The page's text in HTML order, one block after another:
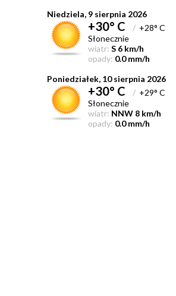
Niedziela, 9 sierpnia 2026
+30° C /+28° C
Słonecznie
wiatr: S 6 km/h
opady: 0.0 mm/h
Poniedziałek, 10 sierpnia 2026
+30° C /+29° C
Słonecznie
wiatr: NNW 8 km/h
opady: 0.0 mm/h